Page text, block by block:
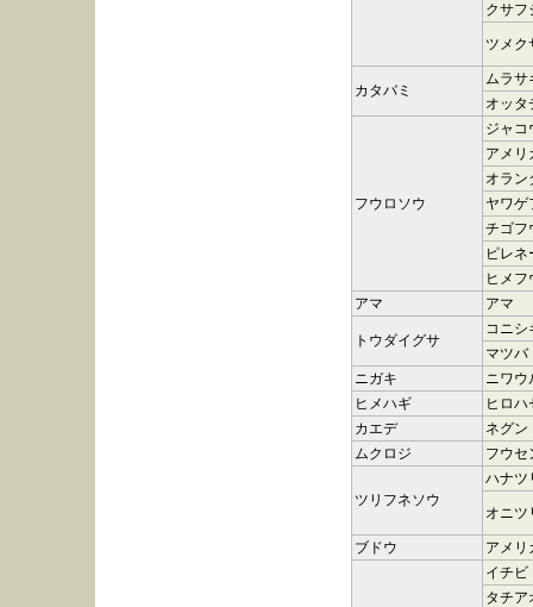
クサフ
ツメク
カタバミ
ムラサ
オッタ
フウロソウ
ジャコ
アメリ
オラン
ヤワゲ
チゴフ
ピレネ
ヒメフ
アマ
アマ
トウダイグサ
コニシ
マツバ
ニガキ
ニワウ
ヒメハギ
ヒロハ
カエデ
ネグン
ムクロジ
フウセ
ツリフネソウ
ハナツ
オニツ
ブドウ アメリ
イチビ
タチア